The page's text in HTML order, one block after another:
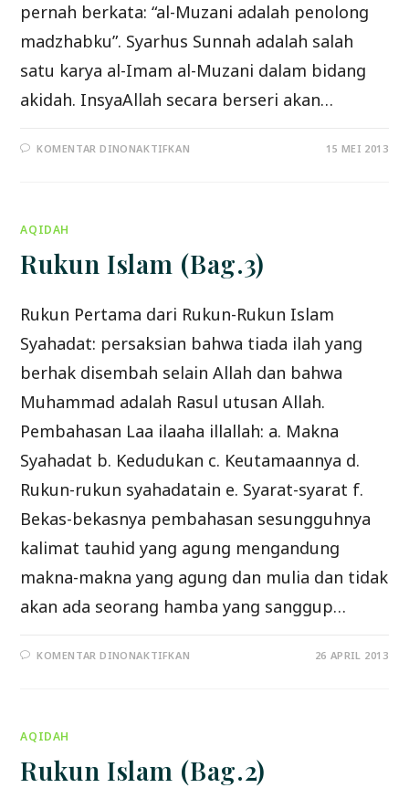
pernah berkata: “al-Muzani adalah penolong
madzhabku”. Syarhus Sunnah adalah salah
satu karya al-Imam al-Muzani dalam bidang
akidah. InsyaAllah secara berseri akan…
KOMENTAR DINONAKTIFKAN 15 MEI 2013
AQIDAH
Rukun Islam (Bag.3)
Rukun Pertama dari Rukun-Rukun Islam
Syahadat: persaksian bahwa tiada ilah yang
berhak disembah selain Allah dan bahwa
Muhammad adalah Rasul utusan Allah.
Pembahasan Laa ilaaha illallah: a. Makna
Syahadat b. Kedudukan c. Keutamaannya d.
Rukun-rukun syahadatain e. Syarat-syarat f.
Bekas-bekasnya pembahasan sesungguhnya
kalimat tauhid yang agung mengandung
makna-makna yang agung dan mulia dan tidak
akan ada seorang hamba yang sanggup…
KOMENTAR DINONAKTIFKAN 26 APRIL 2013
AQIDAH
Rukun Islam (Bag.2)